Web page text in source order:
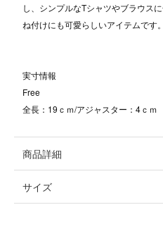
し、シンプルなTシャツやブラウス
ね付けにも可愛らしいアイテムです。
実寸情報
Free
全長：19ｃｍ/アジャスター：4ｃｍ
商品詳細
サイズ